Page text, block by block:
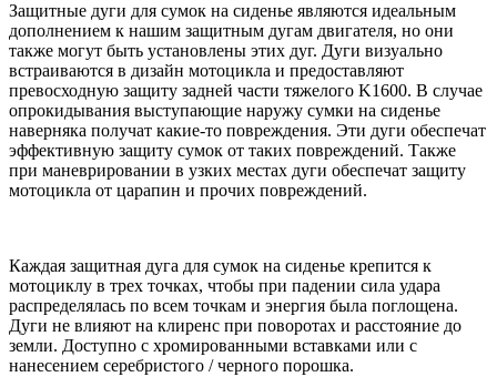
Защитные дуги для сумок на сиденье являются идеальным
дополнением к нашим защитным дугам двигателя, но они
также могут быть установлены этих дуг. Дуги визуально
встраиваются в дизайн мотоцикла и предоставляют
превосходную защиту задней части тяжелого K1600. В случае
опрокидывания выступающие наружу сумки на сиденье
наверняка получат какие-то повреждения. Эти дуги обеспечат
эффективную защиту сумок от таких повреждений. Также
при маневрировании в узких местах дуги обеспечат защиту
мотоцикла от царапин и прочих повреждений.
Каждая защитная дуга для сумок на сиденье крепится к
мотоциклу в трех точках, чтобы при падении сила удара
распределялась по всем точкам и энергия была поглощена.
Дуги не влияют на клиренс при поворотах и расстояние до
земли. Доступно с хромированными вставками или с
нанесением серебристого / черного порошка.